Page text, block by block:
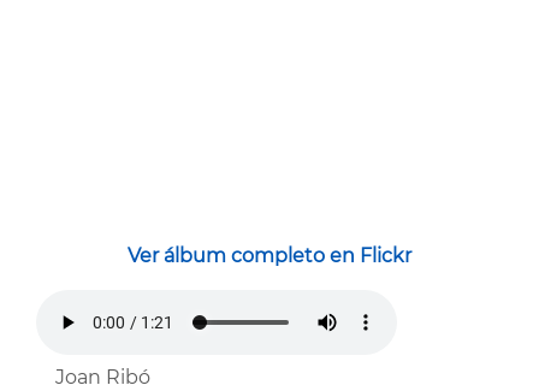
Ver álbum completo en Flickr
Joan Ribó